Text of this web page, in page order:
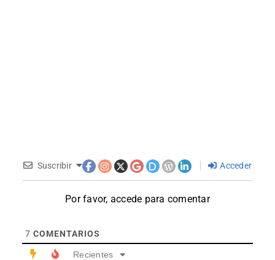
Suscribir Acceder
Por favor, accede para comentar
7 COMENTARIOS
Recientes